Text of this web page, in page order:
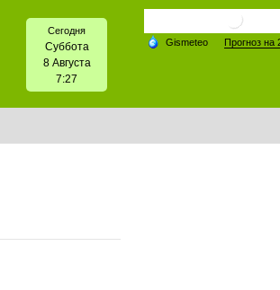
Сегодня
Суббота
8 Августа
7:27